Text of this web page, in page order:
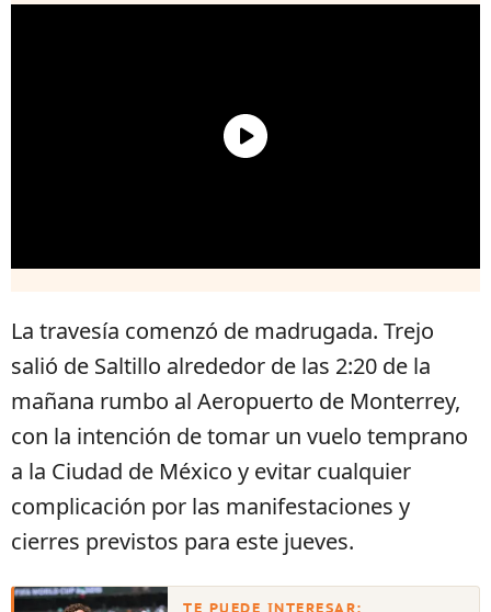
La travesía comenzó de madrugada. Trejo
salió de Saltillo alrededor de las 2:20 de la
mañana rumbo al Aeropuerto de Monterrey,
con la intención de tomar un vuelo temprano
a la Ciudad de México y evitar cualquier
complicación por las manifestaciones y
cierres previstos para este jueves.